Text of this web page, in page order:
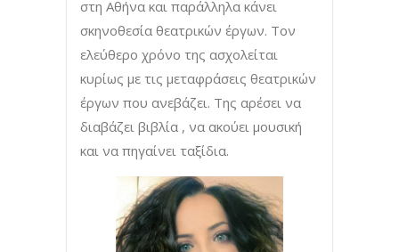
στη Αθήνα και παράλληλα κάνει
σκηνοθεσία θεατρικών έργων. Τον
ελεύθερο χρόνο της ασχολείται
κυρίως με τις μεταφράσεις θεατρικών
έργων που ανεβάζει. Της αρέσει να
διαβάζει βιβλία , να ακούει μουσική
και να πηγαίνει ταξίδια.